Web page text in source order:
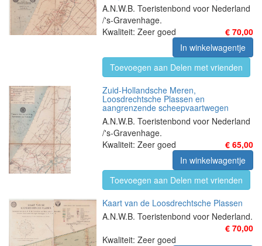
A.N.W.B. Toeristenbond voor Nederland
/'s-Gravenhage.
€ 70,00
Kwaliteit: Zeer goed
In winkelwagentje
Toevoegen aan Delen met vrienden
Zuid-Hollandsche Meren,
Loosdrechtsche Plassen en
aangrenzende scheepvaartwegen
A.N.W.B. Toeristenbond voor Nederland
/'s-Gravenhage.
€ 65,00
Kwaliteit: Zeer goed
In winkelwagentje
Toevoegen aan Delen met vrienden
Kaart van de Loosdrechtsche Plassen
A.N.W.B. Toeristenbond voor Nederland.
€ 70,00
Kwaliteit: Zeer goed